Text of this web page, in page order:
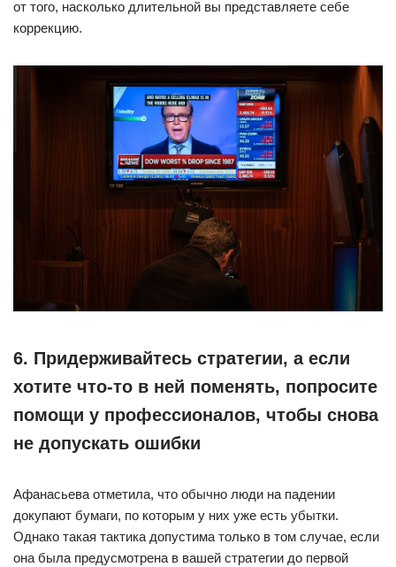
от того, насколько длительной вы представляете себе
коррекцию.
6. Придерживайтесь стратегии, а если
хотите что-то в ней поменять, попросите
помощи у профессионалов, чтобы снова
не допускать ошибки
Афанасьева отметила, что обычно люди на падении
докупают бумаги, по которым у них уже есть убытки.
Однако такая тактика допустима только в том случае, если
она была предусмотрена в вашей стратегии до первой